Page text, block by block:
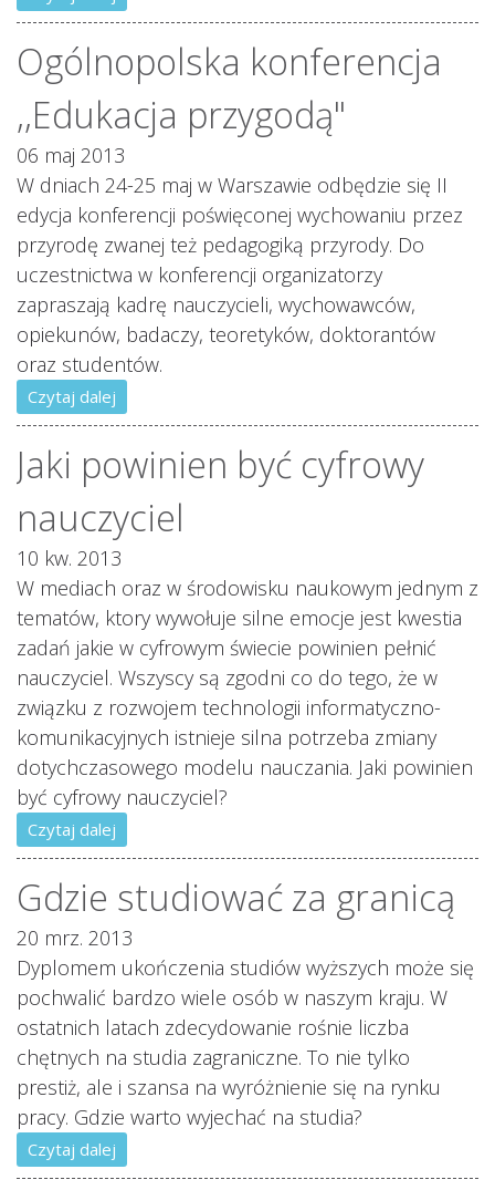
Ogólnopolska konferencja
,,Edukacja przygodą"
06 maj 2013
W dniach 24-25 maj w Warszawie odbędzie się II
edycja konferencji poświęconej wychowaniu przez
przyrodę zwanej też pedagogiką przyrody. Do
uczestnictwa w konferencji organizatorzy
zapraszają kadrę nauczycieli, wychowawców,
opiekunów, badaczy, teoretyków, doktorantów
oraz studentów.
Czytaj dalej
Jaki powinien być cyfrowy
nauczyciel
10 kw. 2013
W mediach oraz w środowisku naukowym jednym z
tematów, ktory wywołuje silne emocje jest kwestia
zadań jakie w cyfrowym świecie powinien pełnić
nauczyciel. Wszyscy są zgodni co do tego, że w
związku z rozwojem technologii informatyczno-
komunikacyjnych istnieje silna potrzeba zmiany
dotychczasowego modelu nauczania. Jaki powinien
być cyfrowy nauczyciel?
Czytaj dalej
Gdzie studiować za granicą
20 mrz. 2013
Dyplomem ukończenia studiów wyższych może się
pochwalić bardzo wiele osób w naszym kraju. W
ostatnich latach zdecydowanie rośnie liczba
chętnych na studia zagraniczne. To nie tylko
prestiż, ale i szansa na wyróżnienie się na rynku
pracy. Gdzie warto wyjechać na studia?
Czytaj dalej